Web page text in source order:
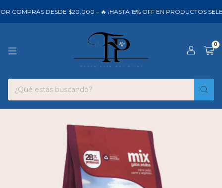
COMPRAS DESDE $20.000 – 🔥 ¡HASTA 15% OFF EN PRODUCTOS
0